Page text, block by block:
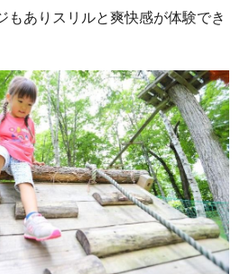
もありスリルと爽快感が体験でき